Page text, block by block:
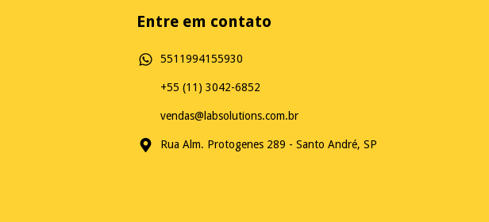
Entre em contato
5511994155930
+55 (11) 3042-6852
vendas@labsolutions.com.br
Rua Alm. Protogenes 289 - Santo André, SP